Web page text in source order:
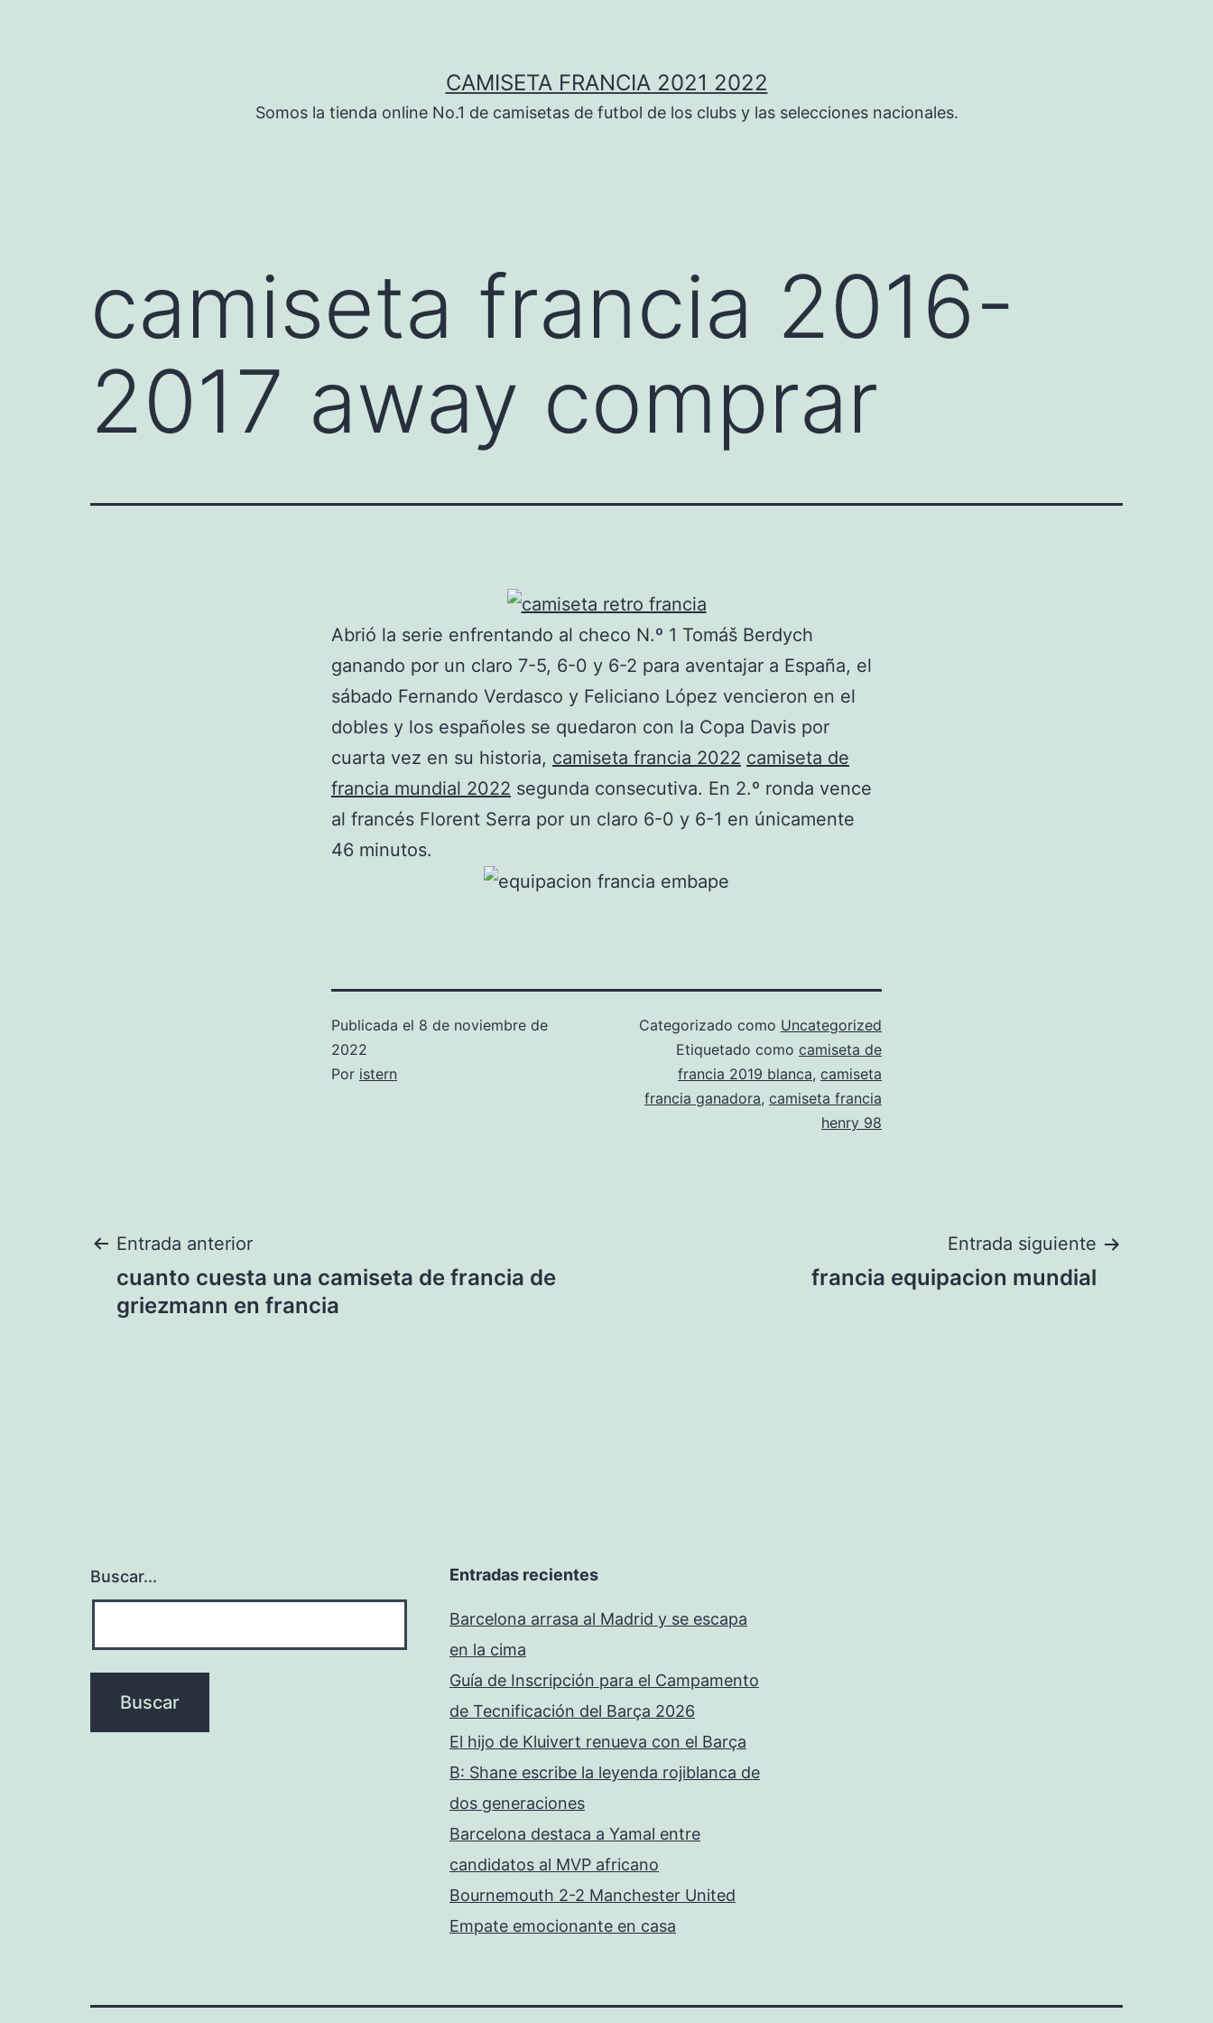
CAMISETA FRANCIA 2021 2022
Somos la tienda online No.1 de camisetas de futbol de los clubs y las selecciones nacionales.
camiseta francia 2016-
2017 away comprar
Abrió la serie enfrentando al checo N.º 1 Tomáš Berdych
ganando por un claro 7-5, 6-0 y 6-2 para aventajar a España, el
sábado Fernando Verdasco y Feliciano López vencieron en el
dobles y los españoles se quedaron con la Copa Davis por
cuarta vez en su historia, camiseta francia 2022 camiseta de
francia mundial 2022 segunda consecutiva. En 2.º ronda vence
al francés Florent Serra por un claro 6-0 y 6-1 en únicamente
46 minutos.
Publicada el 8 de noviembre de
2022
Por istern
Categorizado como Uncategorized
Etiquetado como camiseta de
francia 2019 blanca, camiseta
francia ganadora, camiseta francia
henry 98
Navegación
de
Entrada anterior
cuanto cuesta una camiseta de francia de
griezmann en francia
Entrada siguiente
francia equipacion mundial
Buscar... Entradas recientes
Barcelona arrasa al Madrid y se escapa
en la cima
Guía de Inscripción para el Campamento
de Tecnificación del Barça 2026
El hijo de Kluivert renueva con el Barça
B: Shane escribe la leyenda rojiblanca de
dos generaciones
Barcelona destaca a Yamal entre
candidatos al MVP africano
Bournemouth 2-2 Manchester United
Empate emocionante en casa